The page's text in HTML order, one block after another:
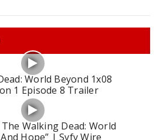
World Beyond 1x08
1 Episode 8 Trailer
The Walking Dead: World
Hope” | Syfy Wire